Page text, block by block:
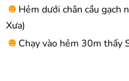
☻ Hẻm dưới chân cầu gạch
Xưa)
☻ Chạy vào hẻm 30m thấy